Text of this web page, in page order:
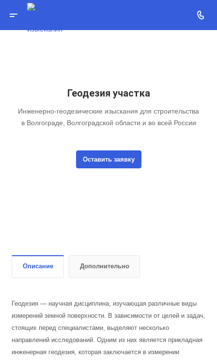
Геодезия участка
Инженерно-геодезические изыскания для строительства
в Волгограде, Волгоградской области и во всей России
Оставить заявку
Описание Дополнительно
Геодезия — научная дисциплина, изучающая различные виды
измерений земной поверхности. В зависимости от целей и задач,
стоящих перед специалистами, выделяют несколько
направлений исследований. Одним из них является прикладная
инженерная геодезия, которая заключается в измерении